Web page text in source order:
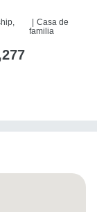
Casa de
familia